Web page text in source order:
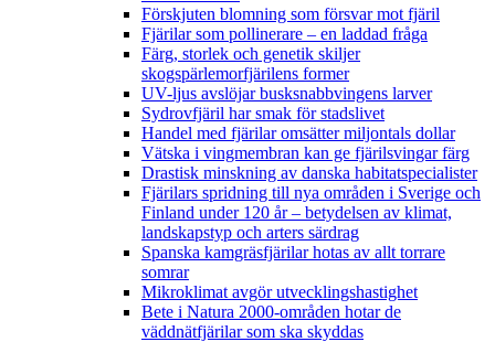
Förskjuten blomning som försvar mot fjäril
Fjärilar som pollinerare – en laddad fråga
Färg, storlek och genetik skiljer
skogspärlemorfjärilens former
UV-ljus avslöjar busksnabbvingens larver
Sydrovfjäril har smak för stadslivet
Handel med fjärilar omsätter miljontals dollar
Vätska i vingmembran kan ge fjärilsvingar färg
Drastisk minskning av danska habitatspecialister
Fjärilars spridning till nya områden i Sverige och
Finland under 120 år– betydelsen av klimat,
landskapstyp och arters särdrag
Spanska kamgräsfjärilar hotas av allt torrare
somrar
Mikroklimat avgör utvecklingshastighet
Bete i Natura 2000-områden hotar de
väddnätfjärilar som ska skyddas